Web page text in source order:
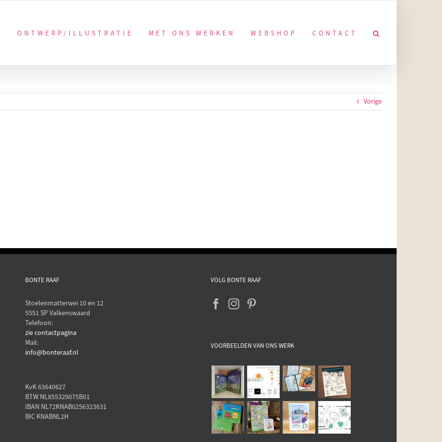
ONTWERP/ILLUSTRATIE
MET ONS WERKEN WEBSHOP CONTACT
Vorige
BONTE RAAF
Stoelenmatterwei 10 en 12
5551 SP Valkenswaard
Telefoon:
zie contactpagina
Mail:
info@bonteraaf.nl
KvK 63640627
BTW NL855329075B01
IBAN NL72KNAB0256323631
BIC KNABNL2H
VOLG BONTE RAAF
VOORBEELDEN VAN ONS WERK